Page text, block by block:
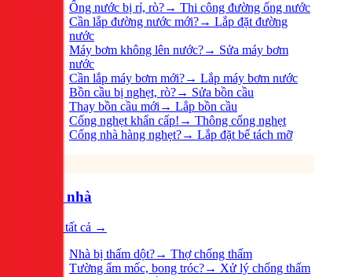
Ống nước bị rỉ, rò?→ Thi công đường ống nước
Cần lắp đường nước mới?→ Lắp đặt đường
nước
Máy bơm không lên nước?→ Sửa máy bơm
nước
Cần lắp máy bơm mới?→ Lắp máy bơm nước
Bồn cầu bị nghẹt, rò?→ Sửa bồn cầu
Thay bồn cầu mới → Lắp bồn cầu
Cống nghẹt khẩn cấp! → Thông cống nghẹt
Cống nhà hàng nghẹt?→ Lắp đặt bể tách mỡ
Sửa nhà
Xem tất cả →
Nhà bị thấm dột?→ Thợ chống thấm
Tường ẩm mốc, bong tróc?→ Xử lý chống thấm